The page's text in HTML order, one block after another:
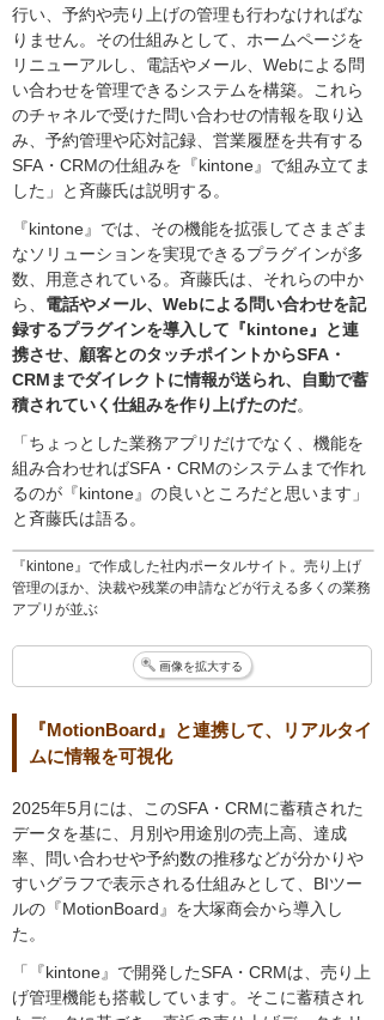
『kintone』で作成した社内ポータルサイト。売り上げ
管理のほか、決裁や残業の申請などが行える多くの業務
アプリが並ぶ
行い、予約や売り上げの管理も行わなければな
りません。その仕組みとして、ホームページを
リニューアルし、電話やメール、Webによる問
い合わせを管理できるシステムを構築。これら
のチャネルで受けた問い合わせの情報を取り込
み、予約管理や応対記録、営業履歴を共有する
SFA・CRMの仕組みを『kintone』で組み立てま
した」と斉藤氏は説明する。
『kintone』では、その機能を拡張してさまざま
なソリューションを実現できるプラグインが多
数、用意されている。斉藤氏は、それらの中か
ら、 電話やメール、Webによる問い合わせを記
録するプラグインを導入して『kintone』と連
携させ、顧客とのタッチポイントからSFA・
CRMまでダイレクトに情報が送られ、自動で蓄
積されていく仕組みを作り上げたのだ。
「ちょっとした業務アプリだけでなく、機能を
組み合わせればSFA・CRMのシステムまで作れ
るのが『kintone』の良いところだと思います」
と斉藤氏は語る。
画像を拡大する
『MotionBoard』と連携して、リアルタイ
ムに情報を可視化
2025年5月には、このSFA・CRMに蓄積された
データを基に、月別や用途別の売上高、達成
率、問い合わせや予約数の推移などが分かりや
すいグラフで表示される仕組みとして、BIツー
ルの『MotionBoard』を大塚商会から導入し
た。
「『kintone』で開発したSFA・CRMは、売り上
げ管理機能も搭載しています。そこに蓄積され